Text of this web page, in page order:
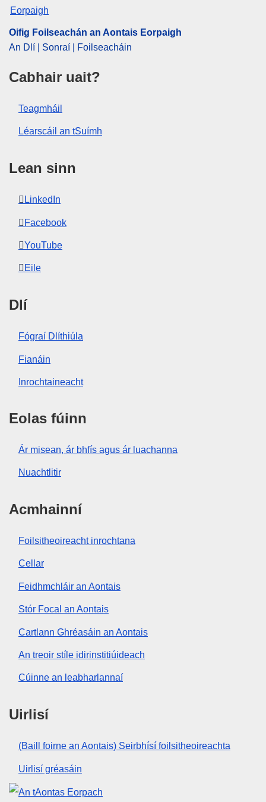
Oifig Foilseachán an Aontais Eorpaigh
An Dlí | Sonraí | Foilseacháin
Cabhair uait?
Teagmháil
Léarscáil an tSuímh
Lean sinn
LinkedIn
Facebook
YouTube
Eile
Dlí
Fógraí Dlíthiúla
Fianáin
Inrochtaineacht
Eolas fúinn
Ár misean, ár bhfís agus ár luachanna
Nuachtlitir
Acmhainní
Foilsitheoireacht inrochtana
Cellar
Feidhmchláir an Aontais
Stór Focal an Aontais
Cartlann Ghréasáin an Aontais
An treoir stíle idirinstitiúideach
Cúinne an leabharlannaí
Uirlisí
(Baill foirne an Aontais) Seirbhísí foilsitheoireachta
Uirlisí gréasáin
An tAontas Eorpach